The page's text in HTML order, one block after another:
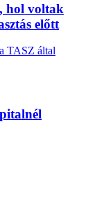
hol voltak
előtt
TASZ által